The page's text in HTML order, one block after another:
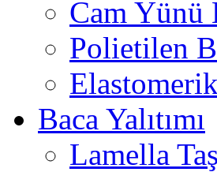
Cam Yünü
Polietilen
Baca Yalıtımı
Lamella